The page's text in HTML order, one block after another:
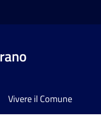
Vivere il Comune